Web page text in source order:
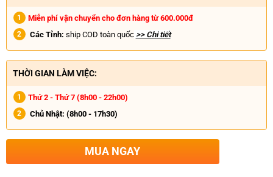
Miễn phí vận chuyển cho đơn hàng từ 600.000đ
Các Tỉnh: ship COD toàn quốc >> Chi tiết
THỜI GIAN LÀM VIỆC:
Thứ 2 - Thứ 7 (8h00 - 22h00)
Chủ Nhật: (8h00 - 17h30)
MUA NGAY